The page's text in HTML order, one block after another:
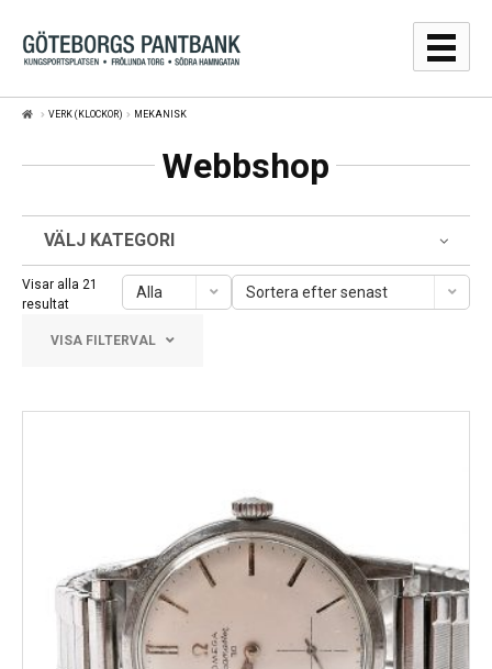
Hoppa
till
navigering
Hoppa
till
innehåll
GULDPRISER
SÄLJA
WEBBSHOP
AUKTIONER
VERK (KLOCKOR) MEKANISK
Webbshop
VÄLJ KATEGORI
Visar alla 21
resultatSortera
senaste
Alla Sortera efter senast
VISA FILTERVAL
Södra Hamngatan